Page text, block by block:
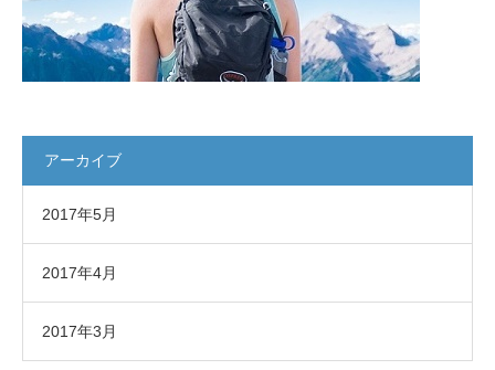
アーカイブ
2017年5月
2017年4月
2017年3月